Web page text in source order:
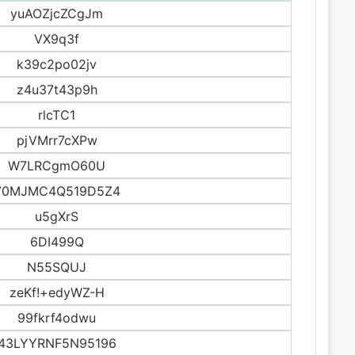
yuAOZjcZCgJm
VX9q3f
k39c2po02jv
z4u37t43p9h
rlcTC1
pjVMrr7cXPw
W7LRCgmO60U
u5gXrS
6DI499Q
N55SQUJ
zeKf!+edyWZ-H
99fkrf4odwu